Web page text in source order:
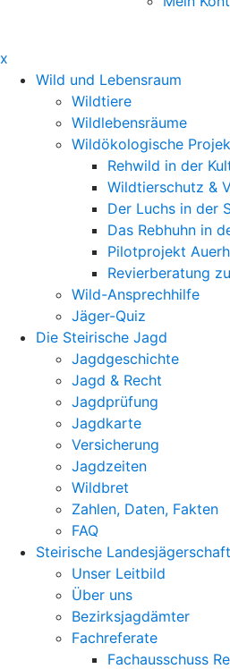
x
Wild und Lebensraum
Wildtiere
Wildlebensräume
Wildökologische
Rehwild in der
Wildtierschutz &
Der Luchs in der
Das Rebhuhn in
Pilotprojekt
Revierberatung
Wild-Ansprechhilfe
Jäger-Quiz
Die Steirische Jagd
Jagdgeschichte
Jagd & Recht
Jagdprüfung
Jagdkarte
Versicherung
Jagdzeiten
Wildbret
Zahlen, Daten, Fakten
FAQ
Steirische Landesjägerschaft
Unser Leitbild
Über uns
Bezirksjagdämter
Fachreferate
Fachausschuss